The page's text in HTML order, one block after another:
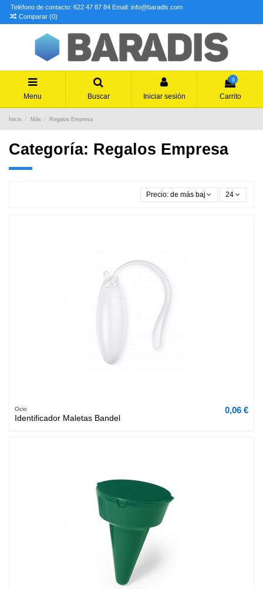
Teléfono de contacto: 622 47 87 84 Email: info@baradis.com
Comparar (0)
Menu Buscar Iniciar sesión
0
Carrito
Inicio Más Regalos Empresa
Categoría: Regalos Empresa
Precio: de más bajo a más alto
24
Ocio
Identificador Maletas Bandel
0,06 €